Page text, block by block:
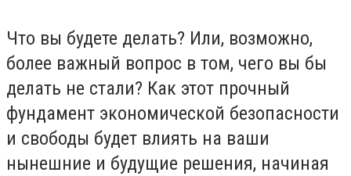
Что вы будете делать? Или, возможно,
более важный вопрос в том, чего вы бы
делать не стали? Как этот прочный
фундамент экономической безопасности
и свободы будет влиять на ваши
нынешние и будущие решения, начиная